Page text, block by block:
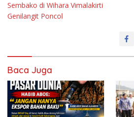
Sembako di Wihara Vimalakirti
Genilangit Poncol
Baca Juga